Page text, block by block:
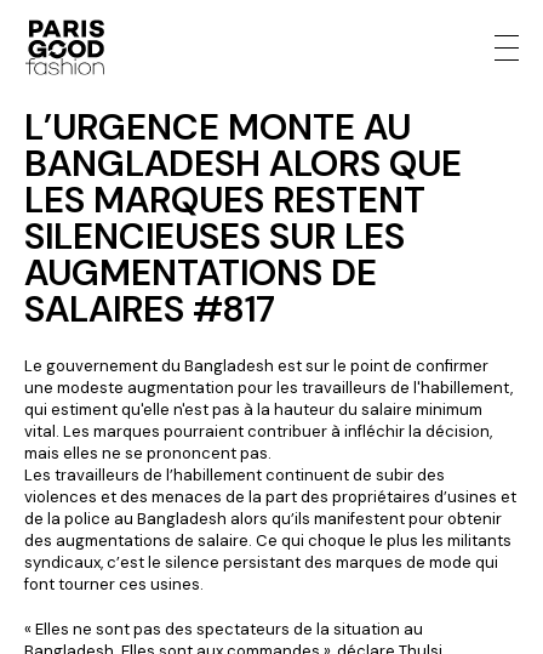
L’URGENCE MONTE AU
BANGLADESH ALORS QUE
LES MARQUES RESTENT
SILENCIEUSES SUR LES
AUGMENTATIONS DE
SALAIRES #817
Le gouvernement du Bangladesh est sur le point de confirmer
une modeste augmentation pour les travailleurs de l'habillement,
qui estiment qu'elle n'est pas à la hauteur du salaire minimum
vital. Les marques pourraient contribuer à infléchir la décision,
mais elles ne se prononcent pas.
Les travailleurs de l’habillement continuent de subir des
violences et des menaces de la part des propriétaires d’usines et
de la police au Bangladesh alors qu’ils manifestent pour obtenir
des augmentations de salaire. Ce qui choque le plus les militants
syndicaux, c’est le silence persistant des marques de mode qui
font tourner ces usines.
« Elles ne sont pas des spectateurs de la situation au